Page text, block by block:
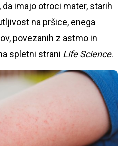
imajo otroci mater, starih
na pršice, enega
povezanih z astmo in
spletni strani Life Science.